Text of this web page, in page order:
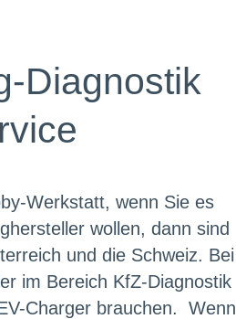
Diagnostik
Werkstatt, wenn Sie es
wollen, dann sind
und die Schweiz. Bei
im Bereich KfZ-Diagnostik
Charger brauchen. Wenn